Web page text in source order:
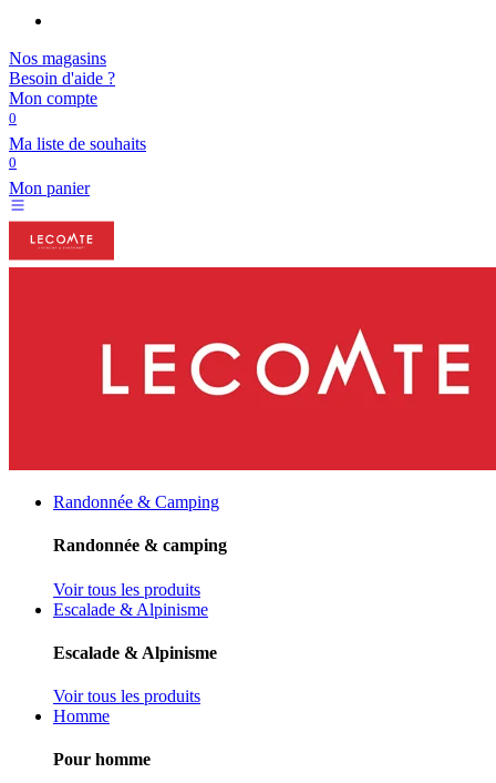
Nos magasins
Besoin d'aide ?
Mon compte
0
Ma liste de souhaits
0
Mon panier
Randonnée & Camping
Randonnée & camping
Voir tous les produits
Escalade & Alpinisme
Escalade & Alpinisme
Voir tous les produits
Homme
Pour homme